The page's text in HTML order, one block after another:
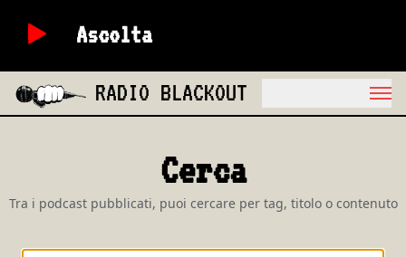
Ascolta
RADIO BLACKOUT
Cerca
Tra i podcast pubblicati, puoi cercare per tag, titolo o contenuto